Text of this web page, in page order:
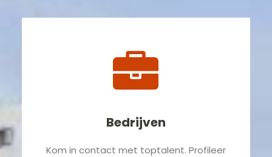
Bedrijven
Kom in contact met toptalent. Profileer